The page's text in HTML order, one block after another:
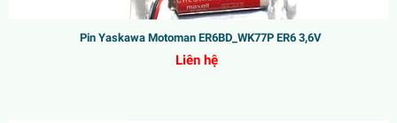
Pin Yaskawa Motoman ER6BD_WK77P ER6 3,6V
Liên hệ